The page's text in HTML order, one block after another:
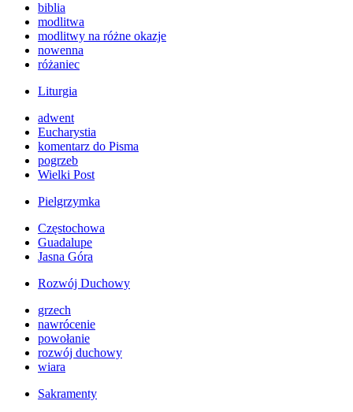
biblia
modlitwa
modlitwy na różne okazje
nowenna
różaniec
Liturgia
adwent
Eucharystia
komentarz do Pisma
pogrzeb
Wielki Post
Pielgrzymka
Częstochowa
Guadalupe
Jasna Góra
Rozwój Duchowy
grzech
nawrócenie
powołanie
rozwój duchowy
wiara
Sakramenty